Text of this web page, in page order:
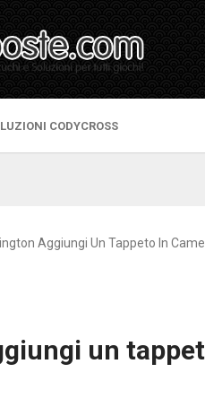
CODYCROSS
Aggiungi Un Tappeto In
un